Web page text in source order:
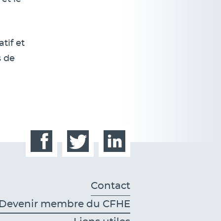
et
de
FacebookTwitter LinkedIn
Contact
Devenir membre du CFHE